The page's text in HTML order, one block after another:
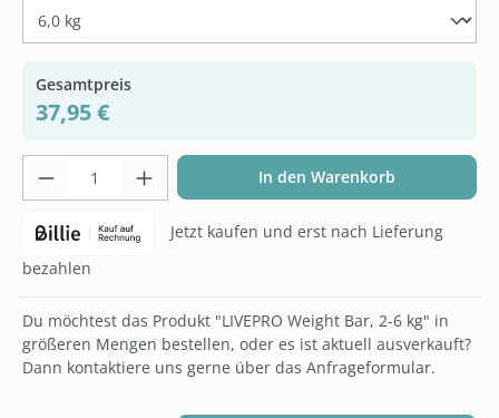
Gesamtpreis
37,95 €
Produkt Anzahl: Gib den gewünschten
In den Warenkorb
Jetzt kaufen und erst nach Lieferung
bezahlen
Du möchtest das Produkt "LIVEPRO Weight Bar, 2-6 kg" in
größeren Mengen bestellen, oder es ist aktuell ausverkauft?
Dann kontaktiere uns gerne über das Anfrageformular.